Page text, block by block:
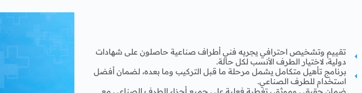
تقييم وتشخيص احترافي يجريه فني أطراف صناعية حاصلون على شهادات
دولية، لاختيار الطرف الأنسب لكل حالة.
برنامج تأهيل متكامل يشمل مرحلة ما قبل التركيب وما بعده، لضمان أفضل
استخدام للطرف الصناعي.
ضمان حقيقي وموثق ، تغطية فعلية على جميع أجزاء الطرف الصناعي مع